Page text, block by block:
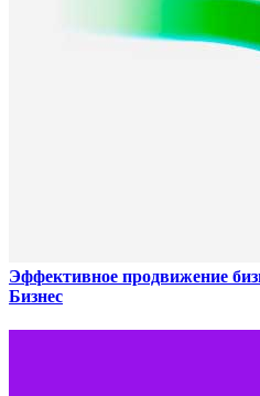
Эффективное продвижение
Бизнес